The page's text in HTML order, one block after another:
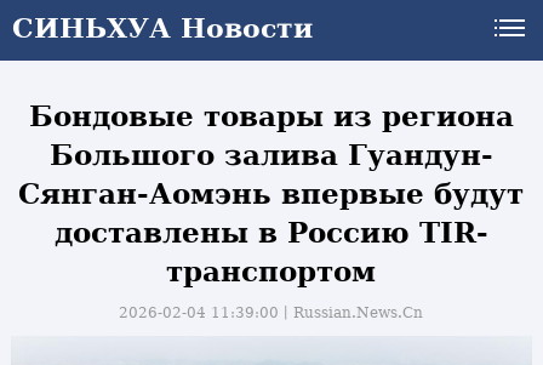
СИНЬХУА Новости
СИНЬХУА Новости
Бондовые товары из региона
Большого залива Гуандун-
Сянган-Аомэнь впервые будут
доставлены в Россию TIR-
транспортом
2026-02-04 11:39:00丨Russian.News.Cn